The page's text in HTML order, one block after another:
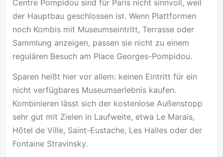
Centre Pompidou sind für Paris nicht sinnvoll, weil
der Hauptbau geschlossen ist. Wenn Plattformen
noch Kombis mit Museumseintritt, Terrasse oder
Sammlung anzeigen, passen sie nicht zu einem
regulären Besuch am Place Georges-Pompidou.
Sparen heißt hier vor allem: keinen Eintritt für ein
nicht verfügbares Museumserlebnis kaufen.
Kombinieren lässt sich der kostenlose Außenstopp
sehr gut mit Zielen in Laufweite, etwa Le Marais,
Hôtel de Ville, Saint-Eustache, Les Halles oder der
Fontaine Stravinsky.